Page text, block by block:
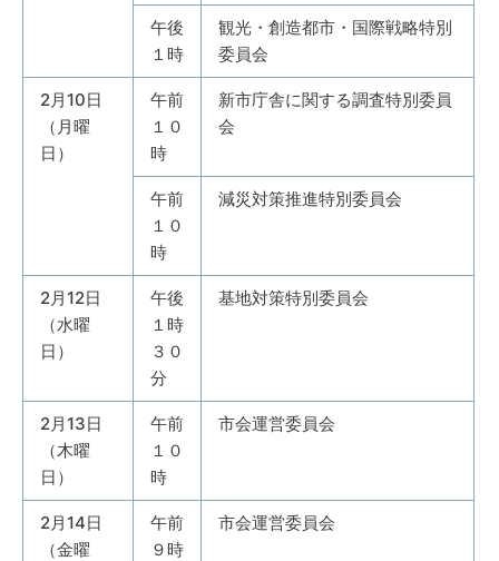
午後
１時
観光・創造都市・国際戦略特別
委員会
2月10日
（月曜
日）
午前
１０
時
新市庁舎に関する調査特別委員
会
午前
１０
時
減災対策推進特別委員会
2月12日
（水曜
日）
午後
１時
３０
分
基地対策特別委員会
2月13日
（木曜
日）
午前
１０
時
市会運営委員会
2月14日
（金曜
午前
９時
市会運営委員会